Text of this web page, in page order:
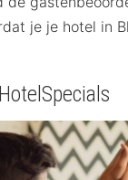
je je hotel in